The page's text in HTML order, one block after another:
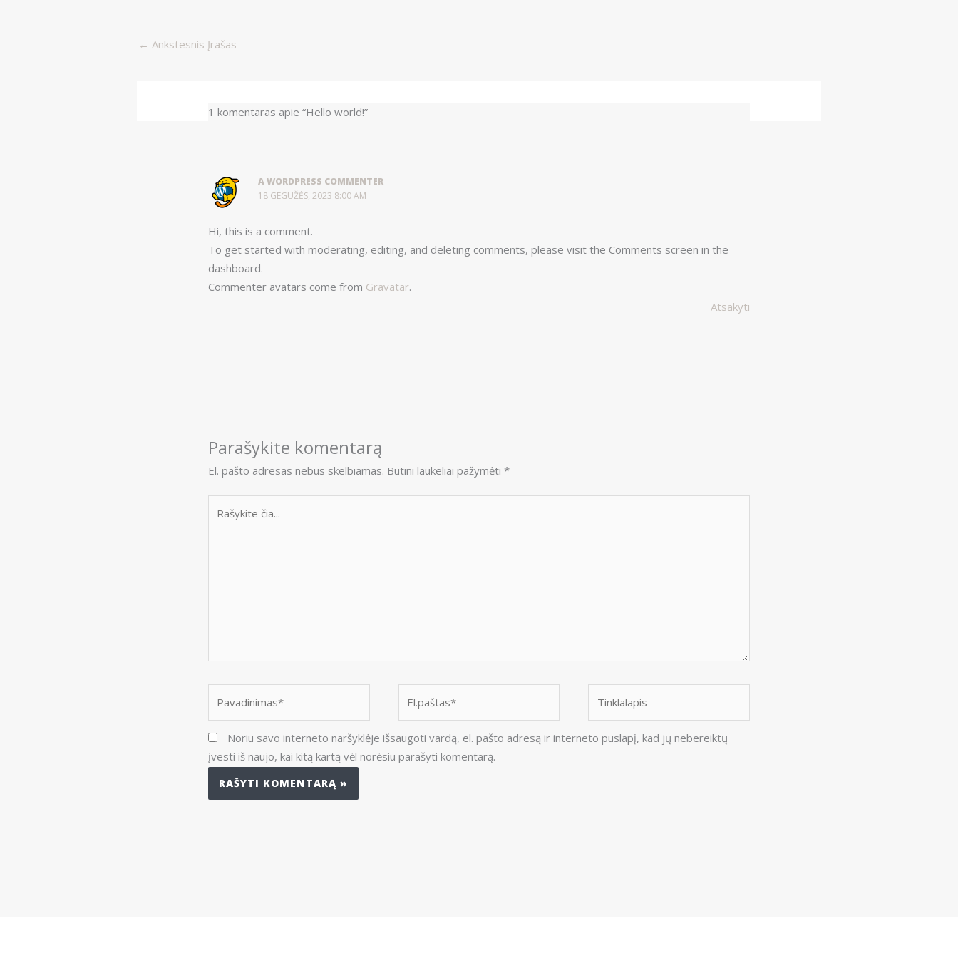
← Ankstesnis Įrašas
1 komentaras apie “Hello world!”
A WORDPRESS COMMENTER
18 GEGUŽĖS, 2023 8:00 AM
Hi, this is a comment.
To get started with moderating, editing, and deleting comments, please visit the Comments screen in the
dashboard.
Commenter avatars come from Gravatar.
Atsakyti
Parašykite komentarą
El. pašto adresas nebus skelbiamas. Būtini laukeliai pažymėti*
Noriu savo interneto naršyklėje išsaugoti vardą, el. pašto adresą ir interneto puslapį, kad jų nebereiktų
įvesti iš naujo, kai kitą kartą vėl norėsiu parašyti komentarą.